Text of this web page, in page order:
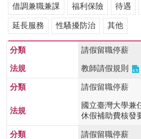
單
各
類
專
區
查
詢
項
相
關
借調兼職兼課 福利保險 待遇
延長服務 性騷擾防治 其他
請假留職停薪
教師請假規則
請假留職停薪
國立臺灣大學兼
休假補助費核發
請假留職停薪